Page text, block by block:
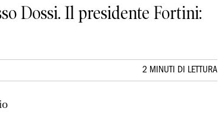
Dossi. Il presidente Fortini:
2 MINUTI DI LETTURA